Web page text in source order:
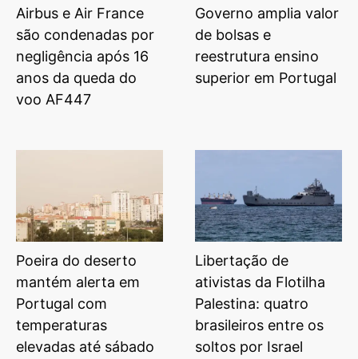
Airbus e Air France
são condenadas por
negligência após 16
anos da queda do
voo AF447
Governo amplia valor
de bolsas e
reestrutura ensino
superior em Portugal
Poeira do deserto
mantém alerta em
Portugal com
temperaturas
elevadas até sábado
Libertação de
ativistas da Flotilha
Palestina: quatro
brasileiros entre os
soltos por Israel